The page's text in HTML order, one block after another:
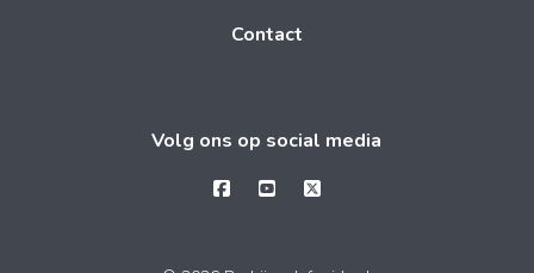
Contact
Volg ons op social media